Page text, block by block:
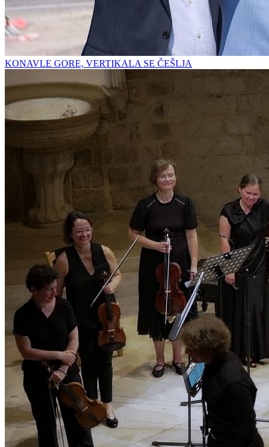
KONAVLE GORE, VERTIKALA SE ČEŠLJA